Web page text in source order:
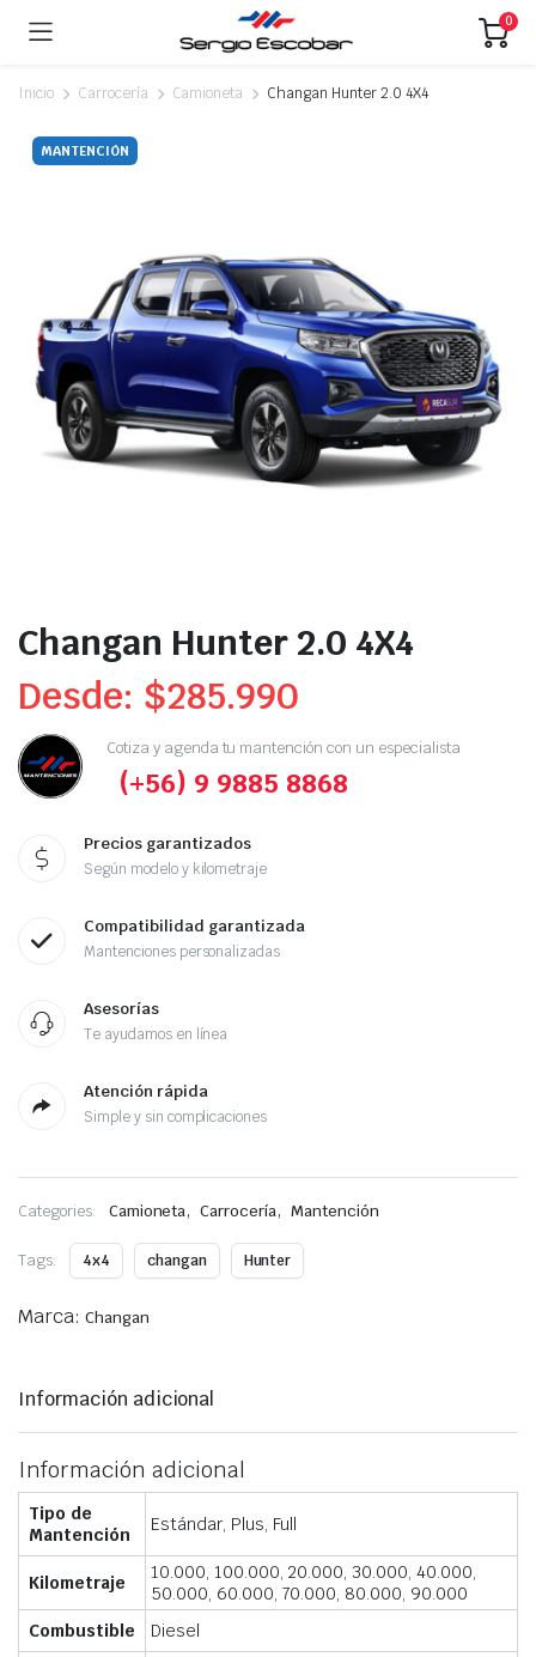
0
Inicio Carrocería Camioneta Changan Hunter 2.0 4X4
MANTENCIÓN
Changan Hunter 2.0 4X4
Desde: $285.990
Cotiza y agenda tu mantención con un especialista
(+56) 9 9885 8868
Precios garantizados
Según modelo y kilometraje
Compatibilidad garantizada
Mantenciones personalizadas
Asesorías
Te ayudamos en línea
Atención rápida
Simple y sin complicaciones
Categories: Camioneta, Carrocería, Mantención
Tags: 4x4 changan Hunter
Marca: Changan
Información adicional
Información adicional
Tipo de
Mantención
Estándar, Plus, Full
Kilometraje
10.000, 100.000, 20.000, 30.000, 40.000,
50.000, 60.000, 70.000, 80.000, 90.000
Combustible
Diesel